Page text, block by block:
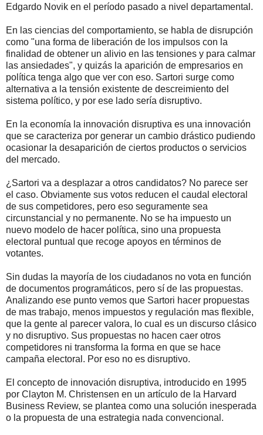
Edgardo Novik en el período pasado a nivel departamental.
En las ciencias del comportamiento, se habla de disrupción
como "una forma de liberación de los impulsos con la
finalidad de obtener un alivio en las tensiones y para calmar
las ansiedades", y quizás la aparición de empresarios en
política tenga algo que ver con eso. Sartori surge como
alternativa a la tensión existente de descreimiento del
sistema político, y por ese lado sería disruptivo.
En la economía la innovación disruptiva es una innovación
que se caracteriza por generar un cambio drástico pudiendo
ocasionar la desaparición de ciertos productos o servicios
del mercado.
¿Sartori va a desplazar a otros candidatos? No parece ser
el caso. Obviamente sus votos reducen el caudal electoral
de sus competidores, pero eso seguramente sea
circunstancial y no permanente. No se ha impuesto un
nuevo modelo de hacer política, sino una propuesta
electoral puntual que recoge apoyos en términos de
votantes.
Sin dudas la mayoría de los ciudadanos no vota en función
de documentos programáticos, pero sí de las propuestas.
Analizando ese punto vemos que Sartori hacer propuestas
de mas trabajo, menos impuestos y regulación mas flexible,
que la gente al parecer valora, lo cual es un discurso clásico
y no disruptivo. Sus propuestas no hacen caer otros
competidores ni transforma la forma en que se hace
campaña electoral. Por eso no es disruptivo.
El concepto de innovación disruptiva, introducido en 1995
por Clayton M. Christensen en un artículo de la Harvard
Business Review, se plantea como una solución inesperada
o la propuesta de una estrategia nada convencional.